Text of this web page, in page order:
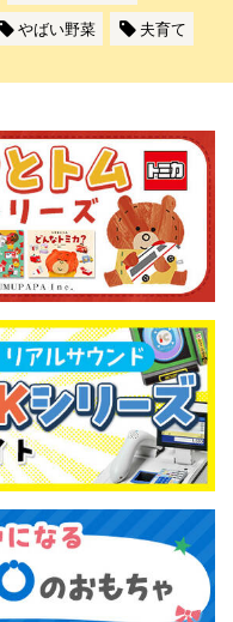
やばい野菜 夫育て